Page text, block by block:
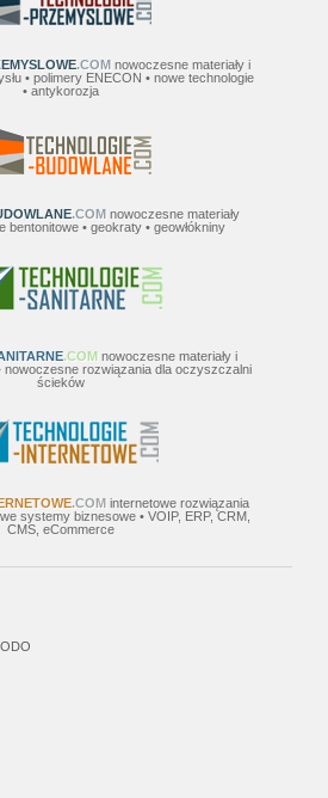
.COMnowoczesne materiały i
• polimery ENECON • nowe technologie
• antykorozja
.COM nowoczesne materiały
bentonitowe • geokraty • geowłókniny
.COMnowoczesne materiały i
nowoczesne rozwiązania dla oczyszczalni
ścieków
.COM internetowe rozwiązania
systemy biznesowe • VOIP, ERP, CRM,
CMS, eCommerce